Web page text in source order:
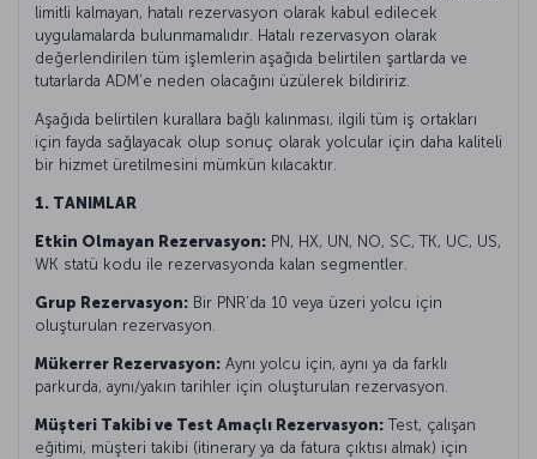
limitli kalmayan, hatalı rezervasyon olarak kabul edilecek
uygulamalarda bulunmamalıdır. Hatalı rezervasyon olarak
değerlendirilen tüm işlemlerin aşağıda belirtilen şartlarda ve
tutarlarda ADM’e neden olacağını üzülerek bildiririz.
Aşağıda belirtilen kurallara bağlı kalınması, ilgili tüm iş ortakları
için fayda sağlayacak olup sonuç olarak yolcular için daha kaliteli
bir hizmet üretilmesini mümkün kılacaktır.
1. TANIMLAR
Etkin Olmayan Rezervasyon: PN, HX, UN, NO, SC, TK, UC, US,
WK statü kodu ile rezervasyonda kalan segmentler.
Grup Rezervasyon: Bir PNR’da 10 veya üzeri yolcu için
oluşturulan rezervasyon.
Mükerrer Rezervasyon: Aynı yolcu için, aynı ya da farklı
parkurda, aynı/yakın tarihler için oluşturulan rezervasyon.
Müşteri Takibi ve Test Amaçlı Rezervasyon: Test, çalışan
eğitimi, müşteri takibi (itinerary ya da fatura çıktısı almak) için